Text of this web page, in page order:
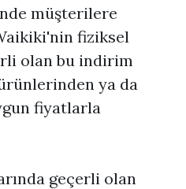
müşterilere
fiziksel
olan bu indirim
ya da
fiyatlarla
geçerli olan